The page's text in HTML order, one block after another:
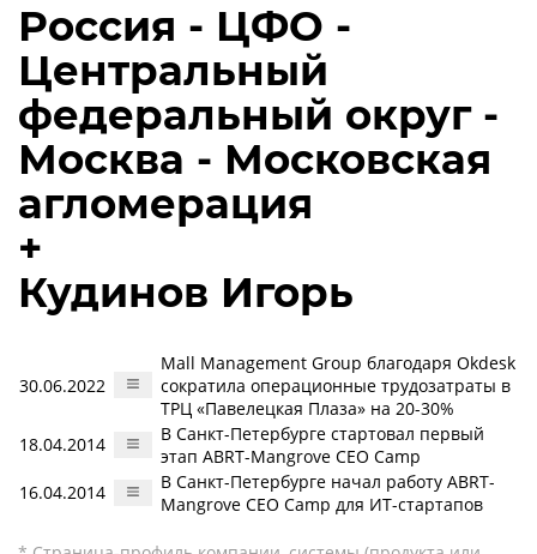
Россия - ЦФО -
Центральный
федеральный округ -
Москва - Московская
агломерация
+
Кудинов Игорь
30.06.2022
Mall Management Group благодаря Okdesk
сократила операционные трудозатраты в
ТРЦ «Павелецкая Плаза» на 20-30%
18.04.2014
В Санкт-Петербурге стартовал первый
этап ABRT-Mangrove CEO Camp
16.04.2014
В Санкт-Петербурге начал работу ABRT-
Mangrove CEO Camp для ИТ-стартапов